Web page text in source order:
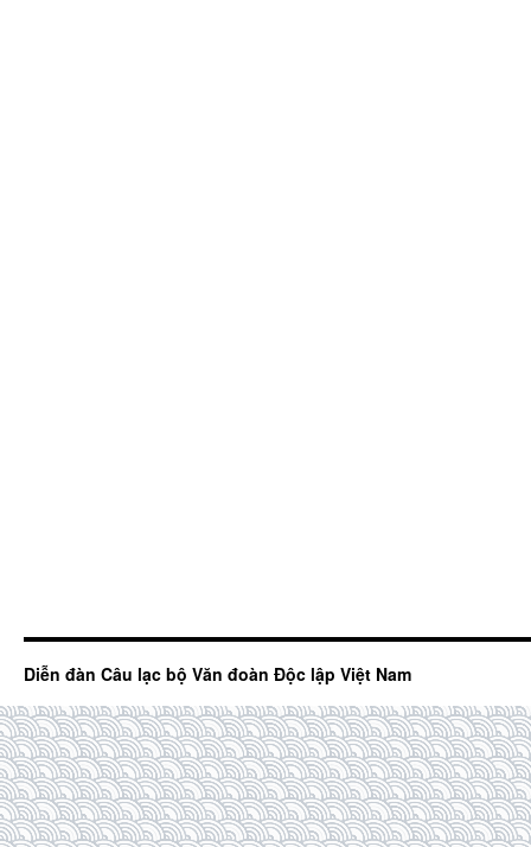
Diễn đàn Câu lạc bộ Văn đoàn Độc lập Việt Nam